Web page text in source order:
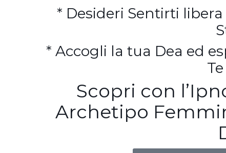
* Desideri Sentirti
* Accogli la tua Dea ed
Scopri con
Archetipo